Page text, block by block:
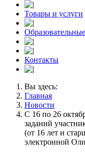
Товары и услуги
Контакты
Вы здесь:
Главная
Новости
С 16 по 26
заданий
(от 16 лет и
электронной